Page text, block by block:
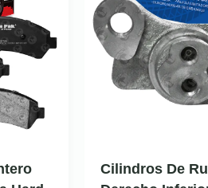
Cilindros De